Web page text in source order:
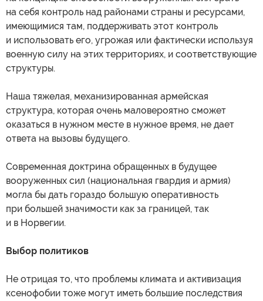
на себя контроль над районами страны и ресурсами,
имеющимися там, поддерживать этот контроль
и использовать его, угрожая или фактически используя
военную силу на этих территориях, и соответствующие
структуры.
Наша тяжелая, механизированная армейская
структура, которая очень маловероятно сможет
оказаться в нужном месте в нужное время, не дает
ответа на вызовы будущего.
Современная доктрина обращенных в будущее
вооруженных сил (национальная гвардия и армия)
могла бы дать гораздо большую оперативность
при большей значимости как за границей, так
и в Норвегии.
Выбор политиков
Не отрицая то, что проблемы климата и активизация
ксенофобии тоже могут иметь большие последствия